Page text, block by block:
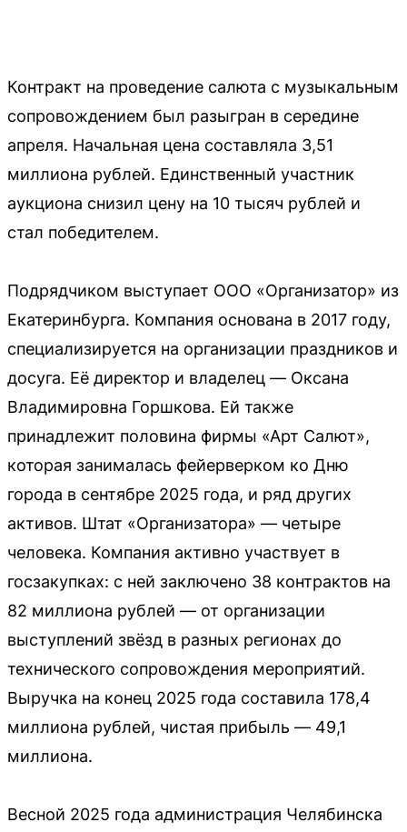
Контракт на проведение салюта с музыкальным
сопровождением был разыгран в середине
апреля. Начальная цена составляла 3,51
миллиона рублей. Единственный участник
аукциона снизил цену на 10 тысяч рублей и
стал победителем.
Подрядчиком выступает ООО «Организатор» из
Екатеринбурга. Компания основана в 2017 году,
специализируется на организации праздников и
досуга. Её директор и владелец — Оксана
Владимировна Горшкова. Ей также
принадлежит половина фирмы «Арт Салют»,
которая занималась фейерверком ко Дню
города в сентябре 2025 года, и ряд других
активов. Штат «Организатора» — четыре
человека. Компания активно участвует в
госзакупках: с ней заключено 38 контрактов на
82 миллиона рублей — от организации
выступлений звёзд в разных регионах до
технического сопровождения мероприятий.
Выручка на конец 2025 года составила 178,4
миллиона рублей, чистая прибыль — 49,1
миллиона.
Весной 2025 года администрация Челябинска